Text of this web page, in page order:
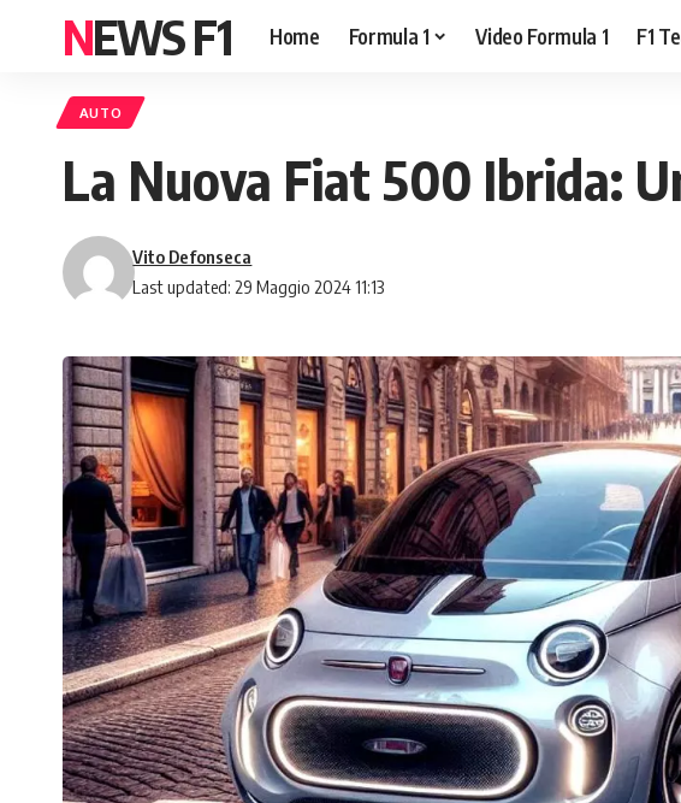
NEWS F1 Home Formula 1 Video Formula 1 F1
AUTO
La Nuova Fiat 500 Ibrida:
Last updated: 29 Maggio 2024 11:13
Vito Defonseca